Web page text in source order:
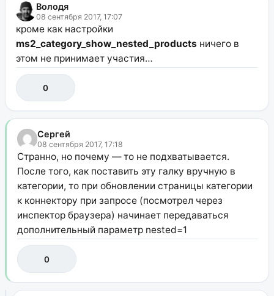
Володя
08 сентября 2017, 17:07
кроме как настройки
ms2_category_show_nested_products ничего в
этом не принимает участия…
0
Сергей
08 сентября 2017, 17:18
Странно, но почему — то не подхватывается.
После того, как поставить эту галку вручную в
категории, то при обновлении страницы категории
к коннектору при запросе (посмотрел через
инспектор браузера) начинает передаваться
дополнительный параметр nested=1
0